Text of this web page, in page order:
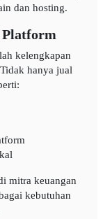
dan hosting.
Platform
kelengkapan
hanya jual
mitra keuangan
kebutuhan